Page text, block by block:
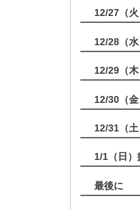
12/27（
12/28（
12/29（
12/30（
12/31（
1/1（日）
最後に